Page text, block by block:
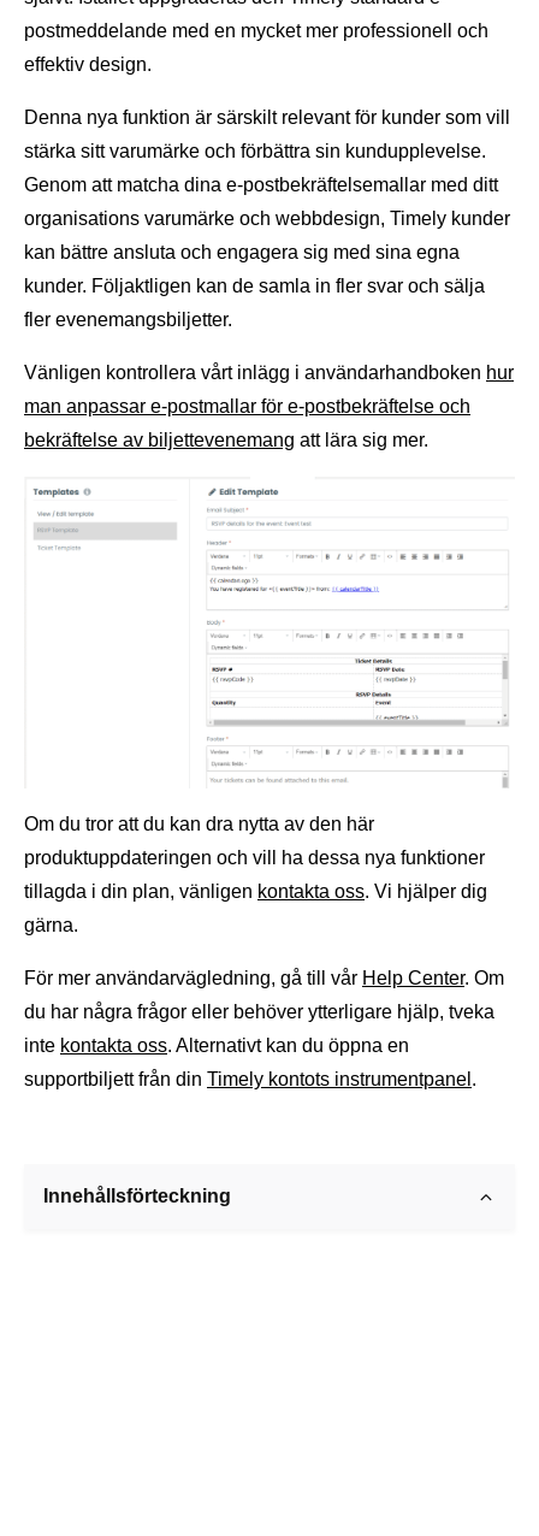
postmeddelande med en mycket mer professionell och
effektiv design.
Denna nya funktion är särskilt relevant för kunder som vill
stärka sitt varumärke och förbättra sin kundupplevelse.
Genom att matcha dina e-postbekräftelsemallar med ditt
organisations varumärke och webbdesign, Timely kunder
kan bättre ansluta och engagera sig med sina egna
kunder. Följaktligen kan de samla in fler svar och sälja
fler evenemangsbiljetter.
Vänligen kontrollera vårt inlägg i användarhandboken hur
man anpassar e-postmallar för e-postbekräftelse och
bekräftelse av biljettevenemang att lära sig mer.
Om du tror att du kan dra nytta av den här
produktuppdateringen och vill ha dessa nya funktioner
tillagda i din plan, vänligen kontakta oss. Vi hjälper dig
gärna.
För mer användarvägledning, gå till vår Help Center. Om
du har några frågor eller behöver ytterligare hjälp, tveka
inte kontakta oss. Alternativt kan du öppna en
supportbiljett från din Timely kontots instrumentpanel .
Innehållsförteckning